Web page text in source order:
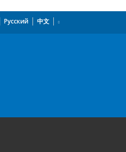
Русский 中文